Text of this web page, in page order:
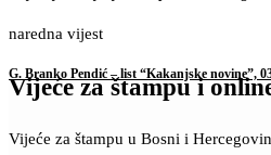
naredna vijest
G. Branko Pendić – list “Kakanjske novine”,
Vijeće za štampu i
Vijeće za štampu u Bosni i